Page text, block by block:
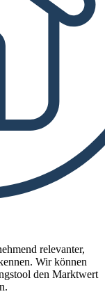
relevanter,
Wir können
den Marktwert